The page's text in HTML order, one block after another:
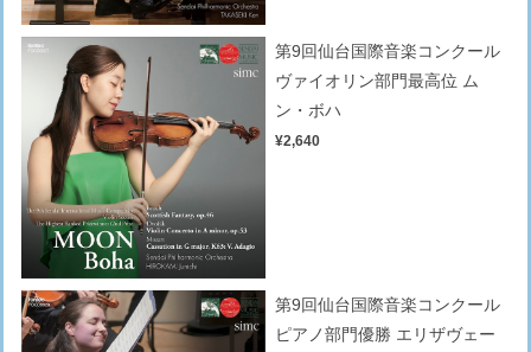
第9回仙台国際音楽コンクール
ヴァイオリン部門最高位 ム
ン・ボハ
¥2,640
第9回仙台国際音楽コンクール
ピアノ部門優勝 エリザヴェー